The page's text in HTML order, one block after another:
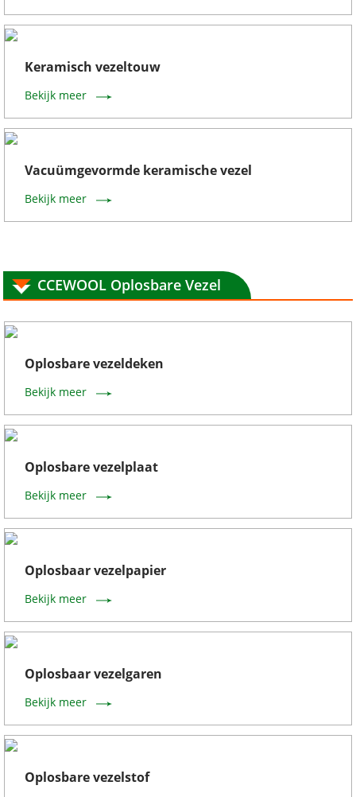
Keramisch vezeltouw
Bekijk meer
Vacuümgevormde keramische vezel
Bekijk meer
CCEWOOL Oplosbare Vezel
Oplosbare vezeldeken
Bekijk meer
Oplosbare vezelplaat
Bekijk meer
Oplosbaar vezelpapier
Bekijk meer
Oplosbaar vezelgaren
Bekijk meer
Oplosbare vezelstof